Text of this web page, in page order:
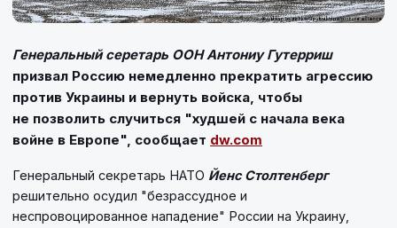
Генеральный серетарь ООН Антониу Гутерриш
призвал Россию немедленно прекратить агрессию
против Украины и вернуть войска, чтобы
не позволить случиться "худшей с начала века
войне в Европе", сообщает dw.com
Генеральный секретарь НАТО Йенс Столтенберг
решительно осудил "безрассудное и
неспровоцированное нападение" России на Украину,